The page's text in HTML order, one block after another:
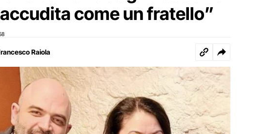
accudita come un fratello”
Raiola